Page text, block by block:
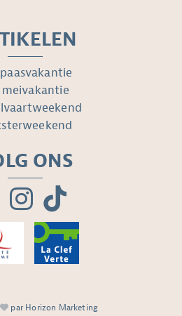
ONS
par Horizon Marketing